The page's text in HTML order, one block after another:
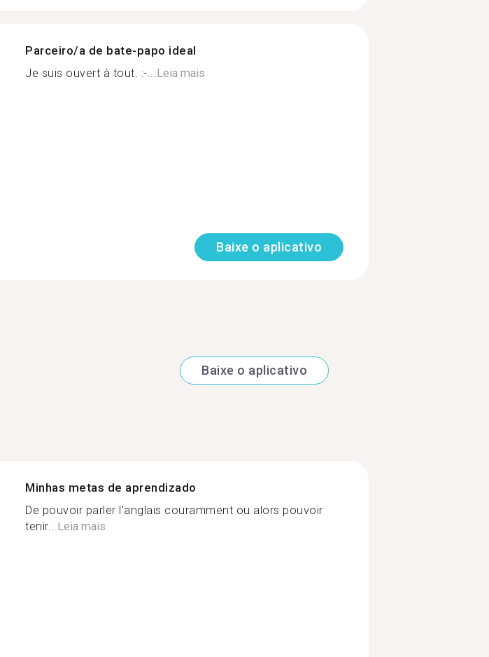
Parceiro/a de bate-papo ideal
Je suis ouvert à tout. :-...Leia mais
Baixe o aplicativo
Baixe o aplicativo
Minhas metas de aprendizado
De pouvoir parler l'anglais couramment ou alors pouvoir
tenir... Leia mais